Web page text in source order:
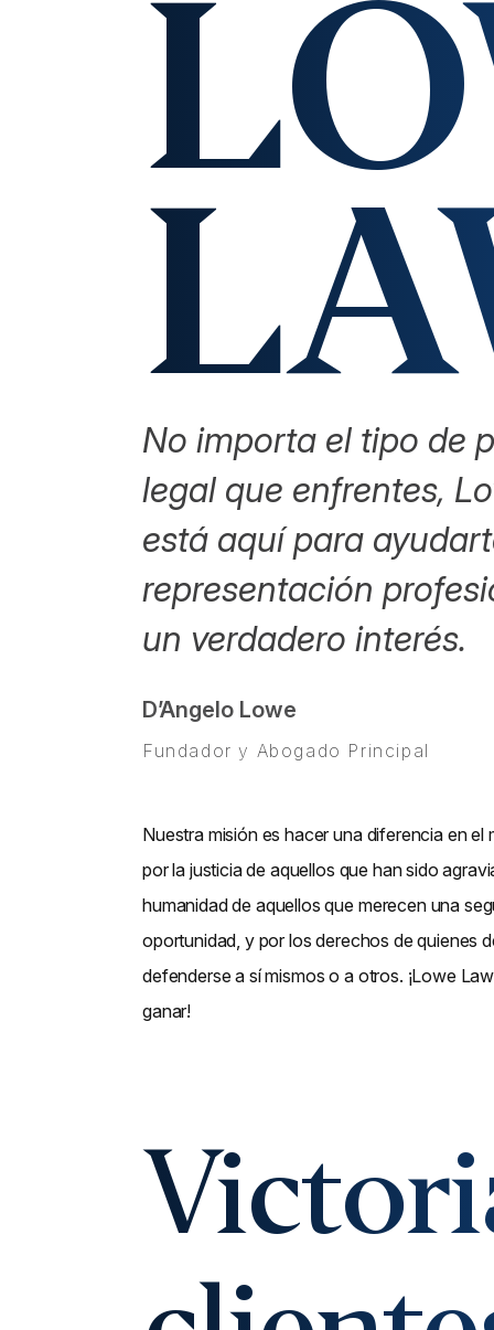
No importa el tipo de
legal que enfrentes,
está aquí para
representación
un verdadero interés.
D’Angelo Lowe
Fundador y Abogado Principal
Nuestra misión es hacer una diferencia en el
por la justicia de aquellos que han sido
humanidad de aquellos que merecen una
oportunidad, y por los derechos de quienes
defenderse a sí mismos o a otros. ¡Lowe
ganar!